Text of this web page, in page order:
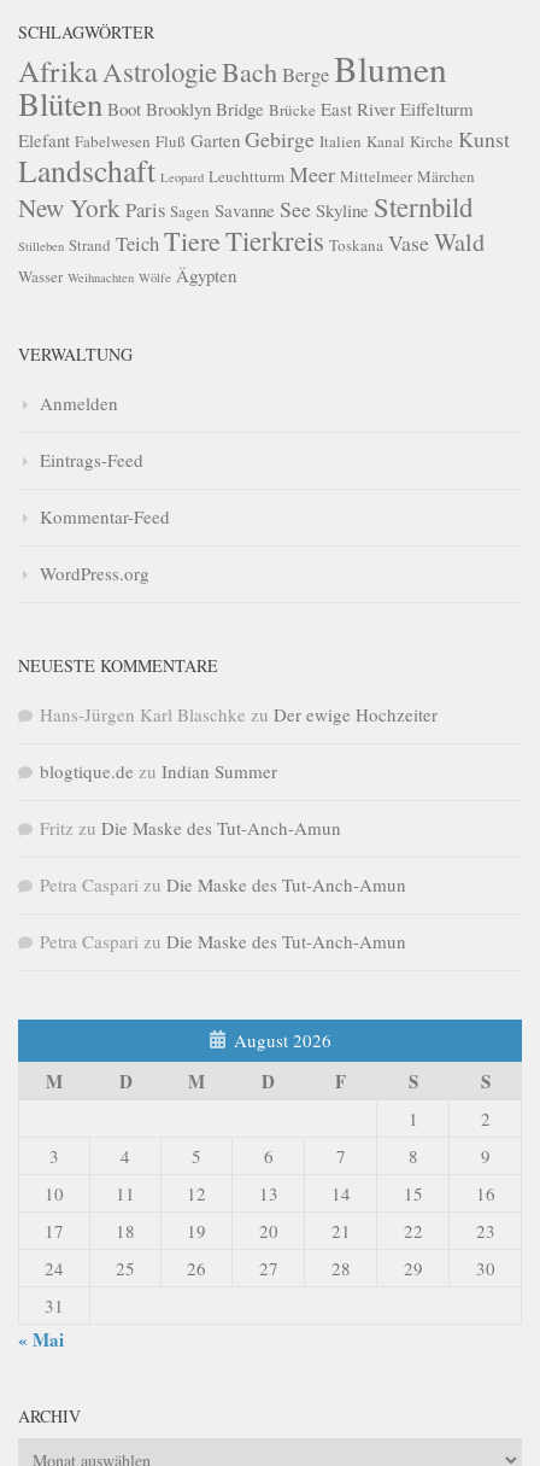
SCHLAGWÖRTER
AfrikaAstrologieBachBergeBlumen
Blüten Boot Brooklyn Bridge Brücke East River Eiffelturm
Elefant Fabelwesen Fluß Garten Gebirge Italien Kanal Kirche Kunst
Landschaft Leopard Leuchtturm Meer Mittelmeer Märchen
New YorkParis Sagen Savanne See Skyline Sternbild
Stilleben Strand TeichTiereTierkreis Toskana VaseWald
Wasser Weihnachten Wölfe Ägypten
VERWALTUNG
Anmelden
Eintrags-Feed
Kommentar-Feed
WordPress.org
NEUESTE KOMMENTARE
Hans-Jürgen Karl Blaschke zu Der ewige Hochzeiter
blogtique.de zu Indian Summer
Fritz zu Die Maske des Tut-Anch-Amun
Petra Caspari zu Die Maske des Tut-Anch-Amun
Petra Caspari zu Die Maske des Tut-Anch-Amun
August 2026
M D M D F S S
1
2
3
4 5 6 7 8
9
10
11 12 13 14 15
16
17
18 19 20 21 22
23
24
25 26 27 28 29
30
31
« Mai
ARCHIV
Archiv